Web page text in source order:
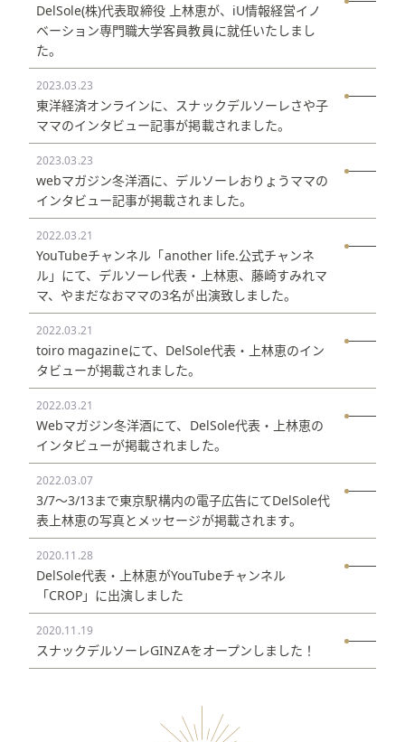
DelSole(株)代表取締役 上林恵が、iU情報経営イノ
ベーション専門職大学客員教員に就任いたしまし
た。
2023.03.23
東洋経済オンラインに、スナックデルソーレさや子
ママのインタビュー記事が掲載されました。
2023.03.23
webマガジン冬洋酒に、デルソーレおりょうママの
インタビュー記事が掲載されました。
2022.03.21
YouTubeチャンネル「another life.公式チャンネ
ル」にて、デルソーレ代表・上林恵、藤崎すみれマ
マ、やまだなおママの3名が出演致しました。
2022.03.21
toiro magazineにて、DelSole代表・上林恵のイン
タビューが掲載されました。
2022.03.21
Webマガジン冬洋酒にて、DelSole代表・上林恵の
インタビューが掲載されました。
2022.03.07
3/7〜3/13まで東京駅構内の電子広告にてDelSole代
表上林恵の写真とメッセージが掲載されます。
2020.11.28
DelSole代表・上林恵がYouTubeチャンネル
「CROP」に出演しました
2020.11.19
スナックデルソーレGINZAをオープンしました！